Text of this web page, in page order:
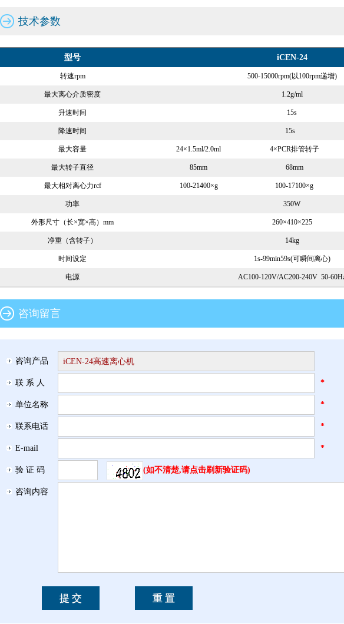
技术参数
型号 iCEN-24
转速rpm 500-15000rpm(以100rpm递增)
最大离心介质密度 1.2g/ml
升速时间 15s
降速时间 15s
最大容量 24×1.5ml/2.0ml 4×PCR排管转子
最大转子直径 85mm 68mm
最大相对离心力rcf 100-21400×g 100-17100×g
功率 350W
外形尺寸（长×宽×高）mm 260×410×225
净重（含转子） 14kg
时间设定 1s-99min59s(可瞬间离心)
电源 AC100-120V/AC200-240V 50-
咨询留言
咨询产品
联 系 人 *
单位名称 *
联系电话 *
E-mail *
验 证 码 (如不清楚,请点击刷新验证码)
咨询内容